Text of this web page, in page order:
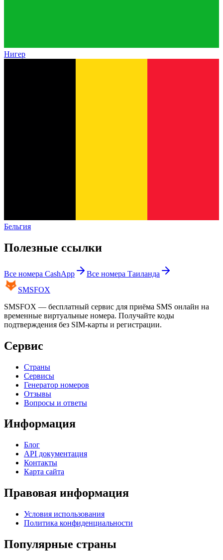
Нигер
Бельгия
Полезные ссылки
Все номера CashApp Все номера Таиланда
SMSFOX
SMSFOX — бесплатный сервис для приёма SMS онлайн на
временные виртуальные номера. Получайте коды
подтверждения без SIM-карты и регистрации.
Сервис
Страны
Сервисы
Генератор номеров
Отзывы
Вопросы и ответы
Информация
Блог
API документация
Контакты
Карта сайта
Правовая информация
Условия использования
Политика конфиденциальности
Популярные страны